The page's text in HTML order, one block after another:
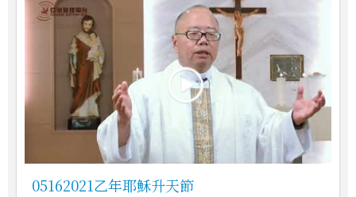
05162021乙年耶穌升天節